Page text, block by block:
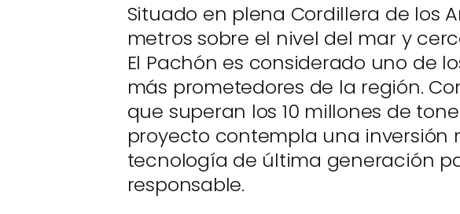
Situado en plena Cordillera de los
metros sobre el nivel del mar y
El Pachón es considerado uno de
más prometedores de la región.
que superan los 10 millones de
proyecto contempla una inversión
tecnología de última generación
responsable.